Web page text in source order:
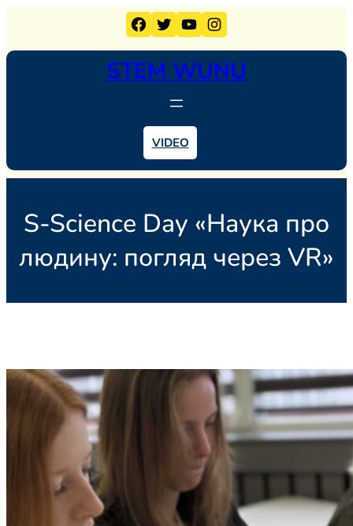
Facebook Twitter YouTube Instagram
STEM WUNU
VIDEO
S-Science Day «Наука про
людину: погляд через VR»